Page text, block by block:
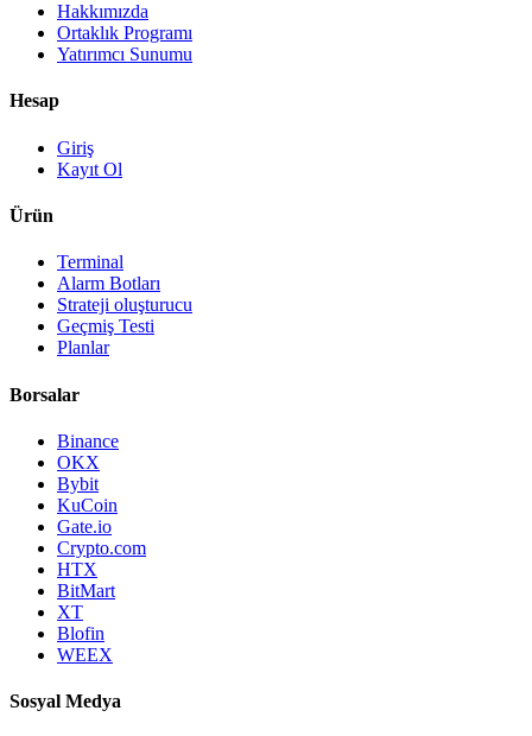
Hakkımızda
Ortaklık Programı
Yatırımcı Sunumu
Hesap
Giriş
Kayıt Ol
Ürün
Terminal
Alarm Botları
Strateji oluşturucu
Geçmiş Testi
Planlar
Borsalar
Binance
OKX
Bybit
KuCoin
Gate.io
Crypto.com
HTX
BitMart
XT
Blofin
WEEX
Sosyal Medya